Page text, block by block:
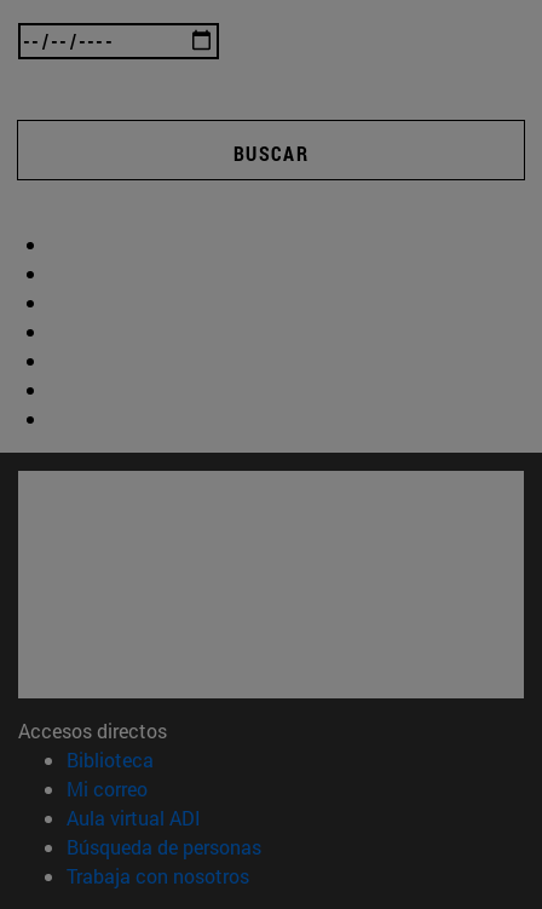
BUSCAR
Accesos directos
Biblioteca
Mi correo(abre en nueva ventana)
Aula virtual ADI
Búsqueda de personas(abre en nueva ventana)
Trabaja con nosotros(abre en nueva ventana)